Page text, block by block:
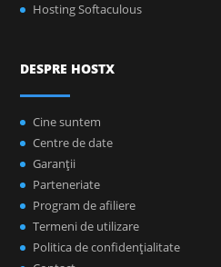
Hosting Softaculous
DESPRE HOSTX
Cine suntem
Centre de date
Garanţii
Parteneriate
Program de afiliere
Termeni de utilizare
Politica de confidenţialitate